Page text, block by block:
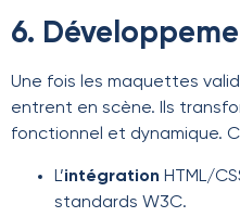
6.
Une fois les maquettes
entrent en scène. Ils
fonctionnel et dynamique.
L’intégration HTML/
standards W3C.